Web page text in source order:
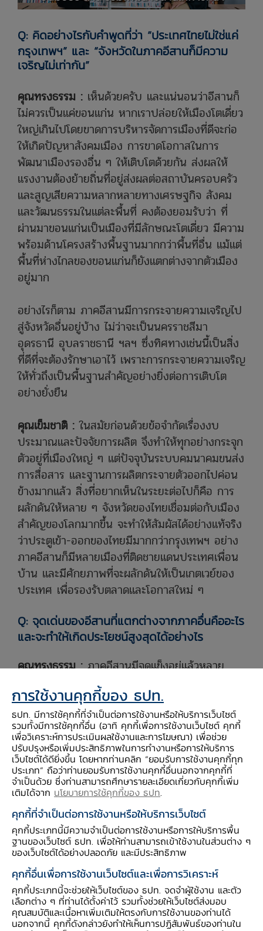
Q: คิดอย่างไรกับคำพูดที่ว่า “ประเทศไทยไม่ใช่แค่
กรุงเทพฯ” และ “จังหวัดในภาคอีสานก็มีความ
เจริญไม่เท่ากัน”
คุณทรงธรรม : เห็นด้วยครับ และแน่นอนว่าอีสานก็
ไม่ควรเป็นแค่ขอนแก่น หากเราปล่อยให้เมืองโตเดี่ยว
ใหญ่เกินไปโดยขาดการบริหารจัดการเมืองที่ดีจะก่อ
ให้เกิดปัญหาสังคมเมือง การขาดโอกาสในการ
พัฒนาเมืองรองอื่น ๆ ให้เติบโตด้วยกัน ส่งผลให้
แรงงานต้องย้ายถิ่นที่อยู่ส่งผลต่อสถาบันครอบครัว
และสูญเสียความหลากหลายทางเศรษฐกิจ สังคม
และวัฒนธรรมในแต่ละพื้นที่ คงต้องยอมรับว่า ที่
ผ่านมาขอนแก่นเป็นเมืองที่มีลักษณะโตเดี่ยว มีความ
พร้อมด้านโครงสร้างพื้นฐานมากกว่าพื้นที่อื่น แม้แต่
พื้นที่ห่างไกลของขอนแก่นก็ยังแตกต่างจากตัวเมือง
อยู่มาก
อย่างไรก็ตาม ภาคอีสานมีการกระจายความเจริญไป
สู่จังหวัดอื่นอยู่บ้าง ไม่ว่าจะเป็นนครราชสีมา
อุดรธานี อุบลราชธานี ฯลฯ ซึ่งทิศทางเช่นนี้เป็นสิ่ง
ที่ดีที่จะต้องรักษาเอาไว้ เพราะการกระจายความเจริญ
ให้ทั่วถึงเป็นพื้นฐานสำคัญอย่างยิ่งต่อการเติบโต
อย่างยั่งยืน
คุณเข็มชาติ :ในสมัยก่อนด้วยข้อจำกัดเรื่องงบ
ประมาณและปัจจัยการผลิต จึงทำให้ทุกอย่างกระจุก
ตัวอยู่ที่เมืองใหญ่ ๆ แต่ปัจจุบันระบบคมนาคมขนส่ง
การสื่อสาร และฐานการผลิตกระจายตัวออกไปค่อน
ข้างมากแล้ว สิ่งที่อยากเห็นในระยะต่อไปก็คือ การ
ผลักดันให้หลาย ๆ จังหวัดของไทยเชื่อมต่อกับเมือง
สำคัญของโลกมากขึ้น จะทำให้สัมผัสได้อย่างแท้จริง
ว่าประตูเข้า-ออกของไทยมีมากกว่ากรุงเทพฯ อย่าง
ภาคอีสานก็มีหลายเมืองที่ติดชายแดนประเทศเพื่อน
บ้าน และมีศักยภาพที่จะผลักดันให้เป็นเกตเวย์ของ
ประเทศ เพื่อรองรับตลาดและโอกาสใหม่ ๆ
Q: จุดเด่นของอีสานที่แตกต่างจากภาคอื่นคืออะไร
และจะทำให้เกิดประโยชน์สูงสุดได้อย่างไร
คุณทรงธรรม :ภาคอีสานมีจุดแข็งอยู่แล้วหลาย
อย่าง อย่างแรกคือ ภาคการเกษตรที่เป็นแหล่ง
วัตถุดิบสำคัญเพราะมีพืชเศรษฐกิจหลายชนิด หาก
โครงสร้างพื้นฐานมีความพร้อมก็จะช่วยสนับสนุนให้
เกิดการย้ายโรงงานที่เป็นฐานการผลิตเข้ามาตั้งที่
ภูมิภาคนี้มากขึ้น ต่อมาคือแรงงานที่ต้นทุนไม่สูงและ
มีความคุ้มค่า เช่นเดียวกับแหล่งท่องเที่ยวและธุรกิจที่
เกี่ยวข้อง เช่น โรงแรม ร้านอาหาร สินค้าท้องถิ่น ที่
มีคุณภาพและราคาที่แข่งขันได้ นอกจากนี้ ยังมีความ
พร้อมด้านโรงพยาบาล บุคลากรทางการแพทย์ และ
มหาวิทยาลัยในพื้นที่ อีกประการสำคัญคือ คนอีสาน
มีความอดทน ไม่ชอบความขัดแย้ง อัธยาศัยและ
ไมตรีจิตที่ดี ซึ่งถือเป็น soft power ที่สำคัญอย่าง
หนึ่ง
คุณเข็มชาติ :ภาคอีสานมีศักยภาพสูง และยังมี
การใช้งานคุกกี้ของ ธปท.
ธปท. มีการใช้คุกกี้ที่จำเป็นต่อการใช้งานหรือให้บริการเว็บไซต์
รวมทั้งมีการใช้คุกกี้อื่น (อาทิ คุกกี้เพื่อการใช้งานเว็บไซต์ คุกกี้
เพื่อวิเคราะห์การประเมินผลใช้งานและการโฆษณา) เพื่อช่วย
ปรับปรุงหรือเพิ่มประสิทธิภาพในการทำงานหรือการให้บริการ
เว็บไซต์ได้ดียิ่งขึ้น โดยหากท่านคลิก “ยอมรับการใช้งานคุกกี้ทุก
ประเภท” ถือว่าท่านยอมรับการใช้งานคุกกี้อื่นนอกจากคุกกี้ที่
จำเป็นด้วย ซึ่งท่านสามารถศึกษารายละเอียดเกี่ยวกับคุกกี้เพิ่ม
เติมได้จาก นโยบายการใช้คุกกี้ของ ธปท.
คุกกี้ที่จำเป็นต่อการใช้งานหรือให้บริการเว็บไซต์
คุกกี้ประเภทนี้มีความจำเป็นต่อการใช้งานหรือการให้บริการพื้น
ฐานของเว็บไซต์ ธปท. เพื่อให้ท่านสามารถเข้าใช้งานในส่วนต่าง ๆ
ของเว็บไซต์ได้อย่างปลอดภัย และมีประสิทธิภาพ
คุกกี้อื่นเพื่อการใช้งานเว็บไซต์และเพื่อการวิเคราะห์
คุกกี้ประเภทนี้จะช่วยให้เว็บไซต์ของ ธปท. จดจำผู้ใช้งาน และตัว
เลือกต่าง ๆ ที่ท่านได้ตั้งค่าไว้ รวมทั้งช่วยให้เว็บไซต์ส่งมอบ
คุณสมบัติและเนื้อหาเพิ่มเติมให้ตรงกับการใช้งานของท่านได้
นอกจากนี้ คุกกี้ดังกล่าวยังทำให้เห็นการปฏิสัมพันธ์ของท่านใน